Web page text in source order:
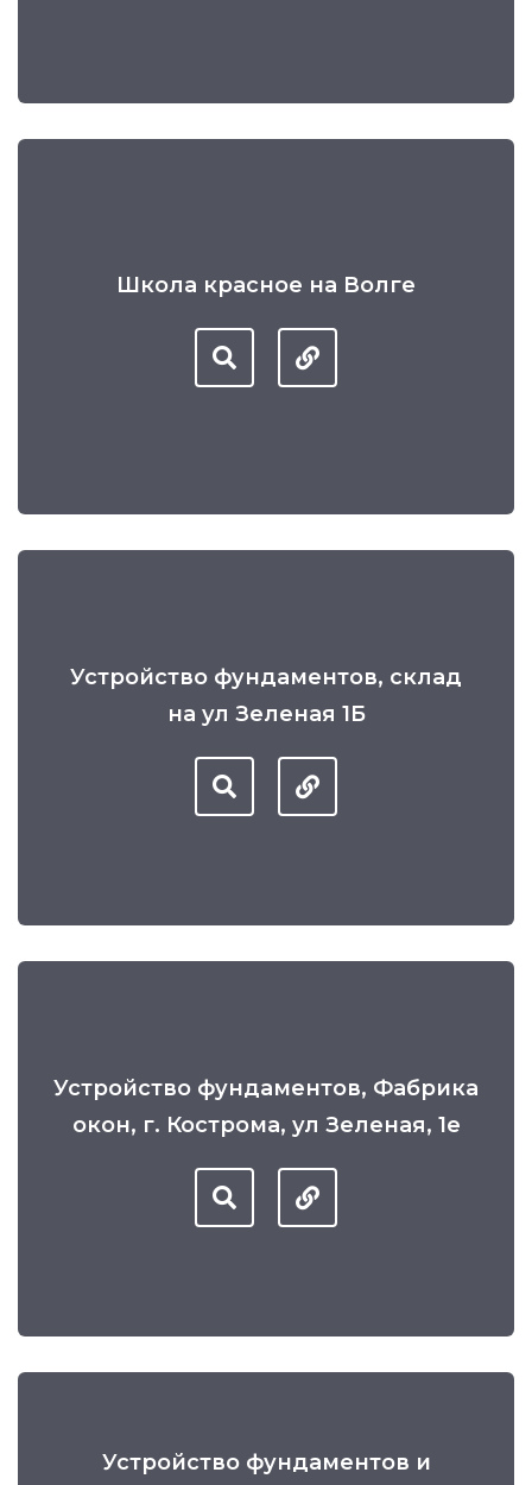
Школа красное на Волге
Устройство фундаментов, склад
на ул Зеленая 1Б
Устройство фундаментов, Фабрика
окон, г. Кострома, ул Зеленая, 1е
Устройство фундаментов и